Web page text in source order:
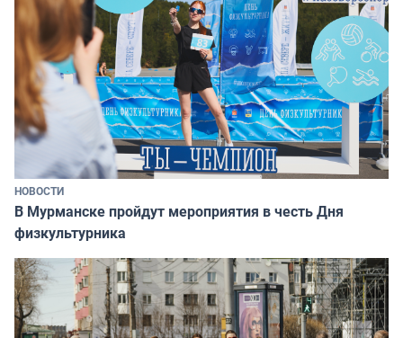
НОВОСТИ
В Мурманске пройдут мероприятия в честь Дня
физкультурника